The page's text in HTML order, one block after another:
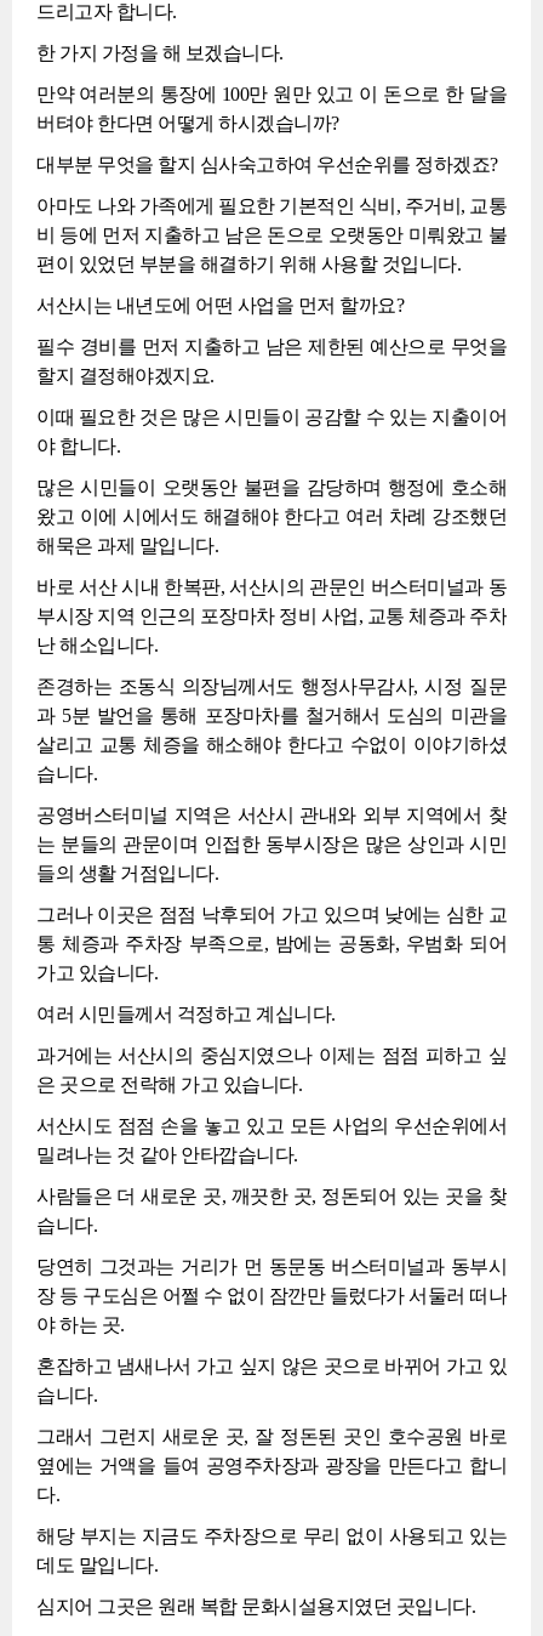
드리고자 합니다.
한 가지 가정을 해 보겠습니다.
만약 여러분의 통장에 100만 원만 있고 이 돈으로 한 달을
버텨야 한다면 어떻게 하시겠습니까?
대부분 무엇을 할지 심사숙고하여 우선순위를 정하겠죠?
아마도 나와 가족에게 필요한 기본적인 식비, 주거비, 교통
비 등에 먼저 지출하고 남은 돈으로 오랫동안 미뤄왔고 불
편이 있었던 부분을 해결하기 위해 사용할 것입니다.
서산시는 내년도에 어떤 사업을 먼저 할까요?
필수 경비를 먼저 지출하고 남은 제한된 예산으로 무엇을
할지 결정해야겠지요.
이때 필요한 것은 많은 시민들이 공감할 수 있는 지출이어
야 합니다.
많은 시민들이 오랫동안 불편을 감당하며 행정에 호소해
왔고 이에 시에서도 해결해야 한다고 여러 차례 강조했던
해묵은 과제 말입니다.
바로 서산 시내 한복판, 서산시의 관문인 버스터미널과 동
부시장 지역 인근의 포장마차 정비 사업, 교통 체증과 주차
난 해소입니다.
존경하는 조동식 의장님께서도 행정사무감사, 시정 질문
과 5분 발언을 통해 포장마차를 철거해서 도심의 미관을
살리고 교통 체증을 해소해야 한다고 수없이 이야기하셨
습니다.
공영버스터미널 지역은 서산시 관내와 외부 지역에서 찾
는 분들의 관문이며 인접한 동부시장은 많은 상인과 시민
들의 생활 거점입니다.
그러나 이곳은 점점 낙후되어 가고 있으며 낮에는 심한 교
통 체증과 주차장 부족으로, 밤에는 공동화, 우범화 되어
가고 있습니다.
여러 시민들께서 걱정하고 계십니다.
과거에는 서산시의 중심지였으나 이제는 점점 피하고 싶
은 곳으로 전락해 가고 있습니다.
서산시도 점점 손을 놓고 있고 모든 사업의 우선순위에서
밀려나는 것 같아 안타깝습니다.
사람들은 더 새로운 곳, 깨끗한 곳, 정돈되어 있는 곳을 찾
습니다.
당연히 그것과는 거리가 먼 동문동 버스터미널과 동부시
장 등 구도심은 어쩔 수 없이 잠깐만 들렀다가 서둘러 떠나
야 하는 곳.
혼잡하고 냄새나서 가고 싶지 않은 곳으로 바뀌어 가고 있
습니다.
그래서 그런지 새로운 곳, 잘 정돈된 곳인 호수공원 바로
옆에는 거액을 들여 공영주차장과 광장을 만든다고 합니
다.
해당 부지는 지금도 주차장으로 무리 없이 사용되고 있는
데도 말입니다.
심지어 그곳은 원래 복합 문화시설용지였던 곳입니다.